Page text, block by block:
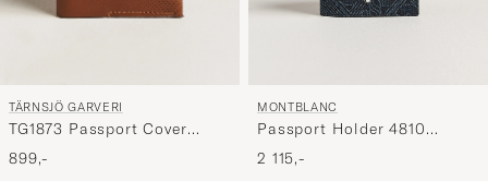
TÄRNSJÖ GARVERI
TG1873 Passport Cover
Cognac
899,-
MONTBLANC
Passport Holder 4810
Denim
2 115,-